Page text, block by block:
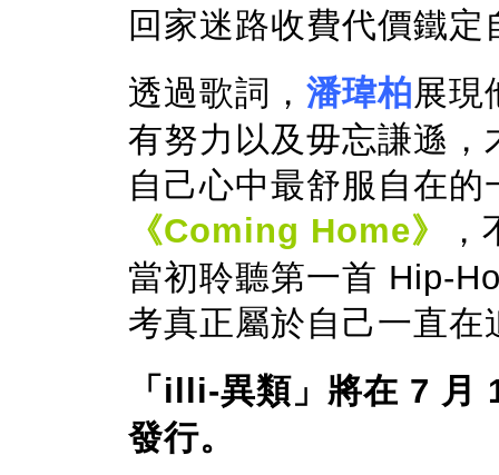
回家迷路收費代價鐵
透過歌詞， 潘瑋柏展現
有努力以及毋忘謙遜
自己心中最舒服自在
《Coming Home》
當初聆聽第一首 Hip-
考真正屬於自己一直
「illi-異類」將在 7 月
發行。